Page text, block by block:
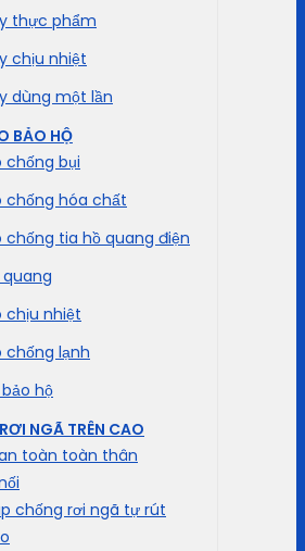
thực phẩm
chịu nhiệt
dùng một lần
BẢO HỘ
chống bụi
chống hóa chất
chống tia hồ quang điện
chịu nhiệt
chống lạnh
hộ
NGÃ TRÊN CAO
toàn toàn thân
chống rơi ngã tự rút